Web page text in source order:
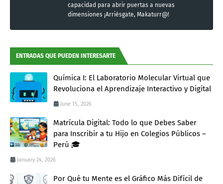
capacidad para abrir puertas a nuevas
dimensiones ¡Arriésgate, Makaturr@!
ENTRADAS QUE PUEDEN INTERESARTE
Química I: El Laboratorio Molecular Virtual que
Revoluciona el Aprendizaje Interactivo y Digital
June 15, 2026
Matrícula Digital: Todo lo que Debes Saber
para Inscribir a tu Hijo en Colegios Públicos –
Perú 🎓
January 24, 2026
Por Qué tu Mente es el Gráfico Más Difícil de